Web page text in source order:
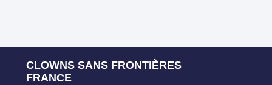
CLOWNS SANS FRONTIÈRES
FRANCE